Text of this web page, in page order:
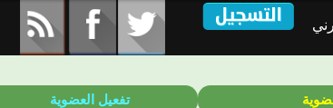
تفعيل العضوية